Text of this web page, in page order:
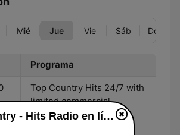
Mié Jue Vie Sáb Dom
Programa
Top Country Hits 24/7 with
limited commercial
interruptions -
Country - Hits Radio en línea